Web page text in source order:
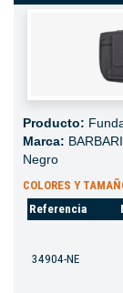
Producto:
Marca:
Negro
COLORES Y
Referencia
34904-NE